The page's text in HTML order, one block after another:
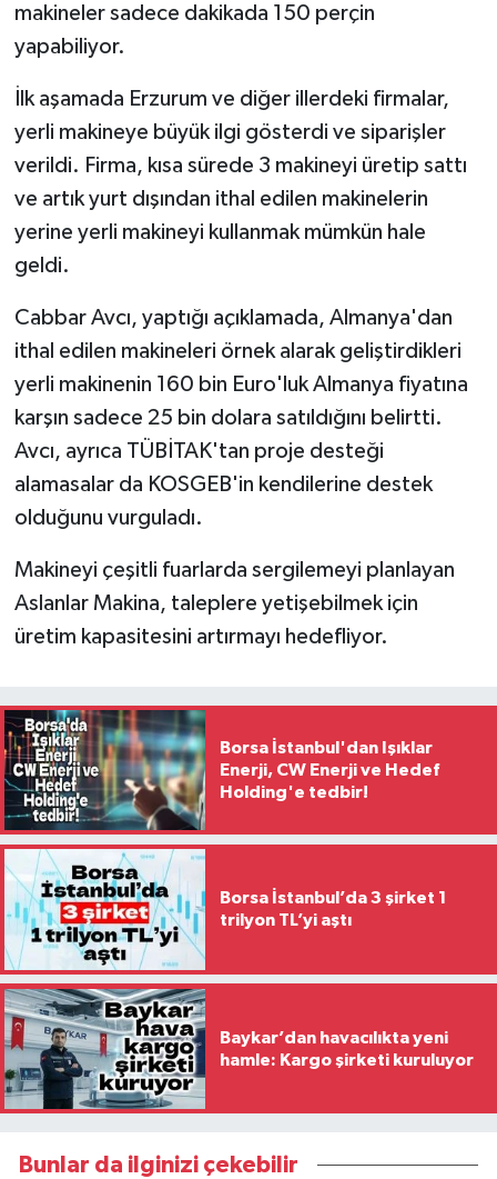
makineler sadece dakikada 150 perçin
yapabiliyor.
İlk aşamada Erzurum ve diğer illerdeki firmalar,
yerli makineye büyük ilgi gösterdi ve siparişler
verildi. Firma, kısa sürede 3 makineyi üretip sattı
ve artık yurt dışından ithal edilen makinelerin
yerine yerli makineyi kullanmak mümkün hale
geldi.
Cabbar Avcı, yaptığı açıklamada, Almanya'dan
ithal edilen makineleri örnek alarak geliştirdikleri
yerli makinenin 160 bin Euro'luk Almanya fiyatına
karşın sadece 25 bin dolara satıldığını belirtti.
Avcı, ayrıca TÜBİTAK'tan proje desteği
alamasalar da KOSGEB'in kendilerine destek
olduğunu vurguladı.
Makineyi çeşitli fuarlarda sergilemeyi planlayan
Aslanlar Makina, taleplere yetişebilmek için
üretim kapasitesini artırmayı hedefliyor.
Borsa İstanbul'dan Işıklar
Enerji, CW Enerji ve Hedef
Holding'e tedbir!
Borsa İstanbul’da 3 şirket 1
trilyon TL’yi aştı
Baykar’dan havacılıkta yeni
hamle: Kargo şirketi kuruluyor
Bunlar da ilginizi çekebilir